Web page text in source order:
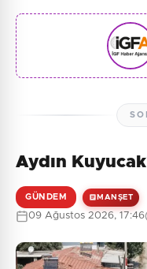
Aydın
GÜNDEM MANŞET
09 Ağustos 2026, 17:46